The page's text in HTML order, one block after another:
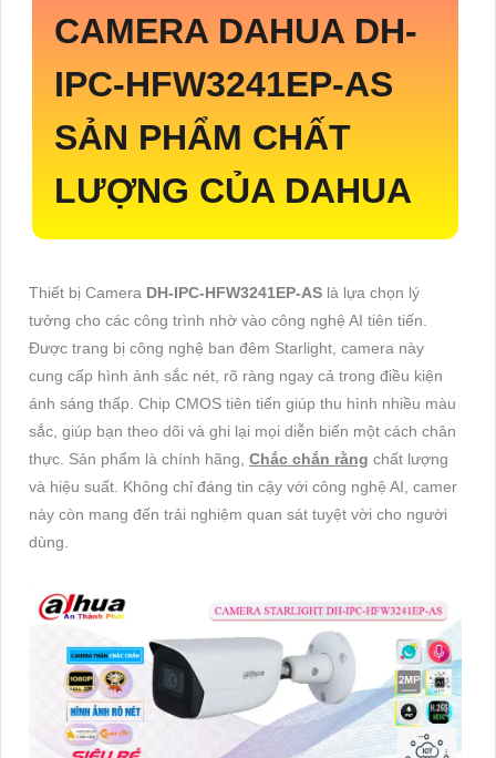
CAMERA DAHUA DH-
IPC-HFW3241EP-AS
SẢN PHẨM CHẤT
LƯỢNG CỦA DAHUA
Thiết bị Camera DH-IPC-HFW3241EP-AS là lựa chọn lý
tưởng cho các công trình nhờ vào công nghệ AI tiên tiến.
Được trang bị công nghệ ban đêm Starlight, camera này
cung cấp hình ảnh sắc nét, rõ ràng ngay cả trong điều kiện
ánh sáng thấp. Chip CMOS tiên tiến giúp thu hình nhiều màu
sắc, giúp bạn theo dõi và ghi lại mọi diễn biến một cách chân
thực. Sản phẩm là chính hãng, Chắc chắn rằng chất lượng
và hiệu suất. Không chỉ đáng tin cậy với công nghệ AI, camer
này còn mang đến trải nghiệm quan sát tuyệt vời cho người
dùng.